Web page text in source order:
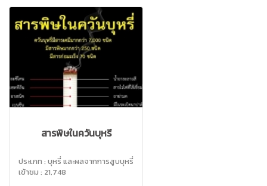
สารพิษในควันบุหรี่
ประเภท : บุหรี่ และผลจากการสูบบุหรี่
เข้าชม : 21,748